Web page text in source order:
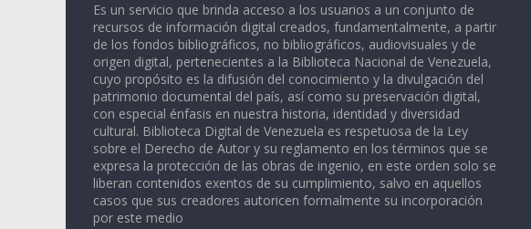
Es un servicio que brinda acceso a los usuarios a un conjunto de
recursos de información digital creados, fundamentalmente, a partir
de los fondos bibliográficos, no bibliográficos, audiovisuales y de
origen digital, pertenecientes a la Biblioteca Nacional de Venezuela,
cuyo propósito es la difusión del conocimiento y la divulgación del
patrimonio documental del país, así como su preservación digital,
con especial énfasis en nuestra historia, identidad y diversidad
cultural. Biblioteca Digital de Venezuela es respetuosa de la Ley
sobre el Derecho de Autor y su reglamento en los términos que se
expresa la protección de las obras de ingenio, en este orden solo se
liberan contenidos exentos de su cumplimiento, salvo en aquellos
casos que sus creadores autoricen formalmente su incorporación
por este medio